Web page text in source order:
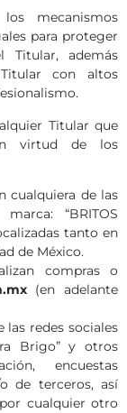
mecanismos
para proteger
Titular, además
con altos
Titular que
virtud de los
cualquiera de las
“BRITOS
tanto en
de México.
compras o
(en adelante
las redes sociales
Brigo” y otros
encuestas
de terceros, así
cualquier otro